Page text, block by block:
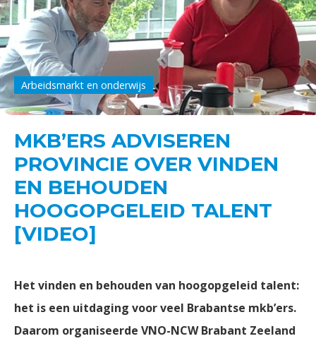
Arbeidsmarkt en onderwijs
MKB’ERS ADVISEREN
PROVINCIE OVER VINDEN
EN BEHOUDEN
HOOGOPGELEID TALENT
[VIDEO]
Het vinden en behouden van hoogopgeleid talent:
het is een uitdaging voor veel Brabantse mkb’ers.
Daarom organiseerde VNO-NCW Brabant Zeeland